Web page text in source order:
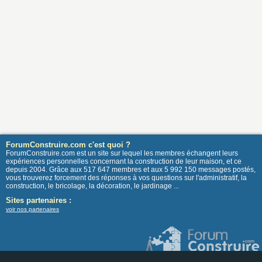
ForumConstruire.com c'est quoi ?
ForumConstruire.com est un site sur lequel les membres échangent leurs
expériences personnelles concernant la construction de leur maison, et ce
depuis 2004. Grâce aux 517 647 membres et aux 5 992 150 messages postés,
vous trouverez forcement des réponses à vos questions sur l'administratif, la
construction, le bricolage, la décoration, le jardinage ...
Sites partenaires :
voir nos partenaires